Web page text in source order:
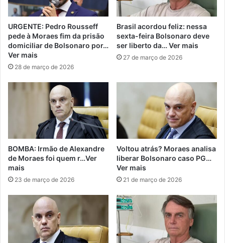
URGENTE: Pedro Rousseff
pede à Moraes fim da prisão
domiciliar de Bolsonaro por…
Ver mais
28 de março de 2026
Brasil acordou feliz: nessa
sexta-feira Bolsonaro deve
ser liberto da… Ver mais
27 de março de 2026
BOMBA: Irmão de Alexandre
de Moraes foi quem r…Ver
mais
23 de março de 2026
Voltou atrás? Moraes analisa
liberar Bolsonaro caso PG…
Ver mais
21 de março de 2026